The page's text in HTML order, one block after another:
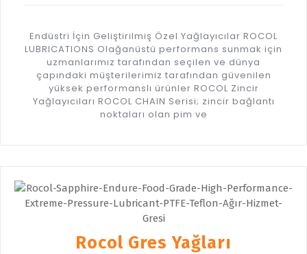
Endüstri İçin Geliştirilmiş Özel Yağlayıcılar ROCOL
LUBRICATIONS Olağanüstü performans sunmak için
uzmanlarımız tarafından seçilen ve dünya
çapındaki müşterilerimiz tarafından güvenilen
yüksek performanslı ürünler ROCOL Zincir
Yağlayıcıları ROCOL CHAIN Serisi; zincir bağlantı
noktaları olan pim ve
Rocol Gres Yağları